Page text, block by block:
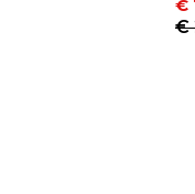
€
€